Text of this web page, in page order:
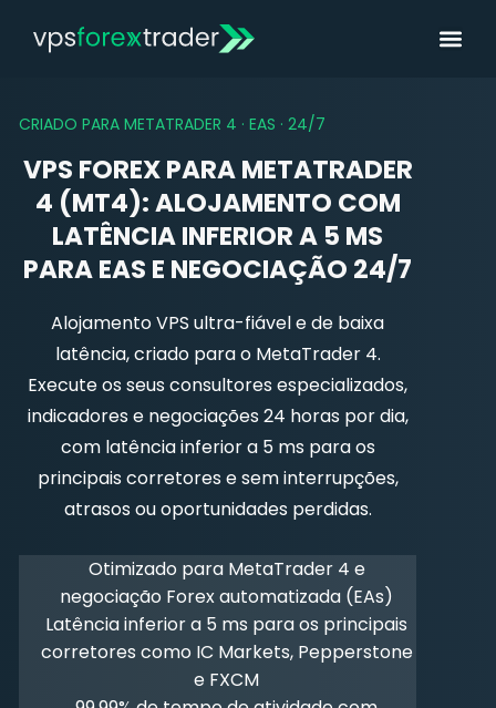
CRIADO PARA METATRADER 4 · EAS · 24/7
VPS FOREX PARA METATRADER
4 (MT4): ALOJAMENTO COM
LATÊNCIA INFERIOR A 5 MS
PARA EAS E NEGOCIAÇÃO 24/7
Alojamento VPS ultra-fiável e de baixa
latência, criado para o MetaTrader 4.
Execute os seus consultores especializados,
indicadores e negociações 24 horas por dia,
com latência inferior a 5 ms para os
principais corretores e sem interrupções,
atrasos ou oportunidades perdidas.
Otimizado para MetaTrader 4 e
negociação Forexautomatizada (EAs)
Latência inferior a 5 ms para os principais
corretores como IC Markets, Pepperstone
e FXCM